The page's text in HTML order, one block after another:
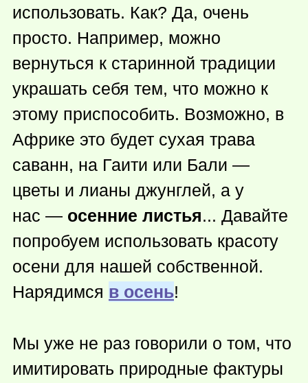
использовать. Как? Да, очень
просто. Например, можно
вернуться к старинной традиции
украшать себя тем, что можно к
этому приспособить. Возможно, в
Африке это будет сухая трава
саванн, на Гаити или Бали —
цветы и лианы джунглей, а у
нас — осенние листья... Давайте
попробуем использовать красоту
осени для нашей собственной.
Нарядимся в осень!
Мы уже не раз говорили о том, что
имитировать природные фактуры